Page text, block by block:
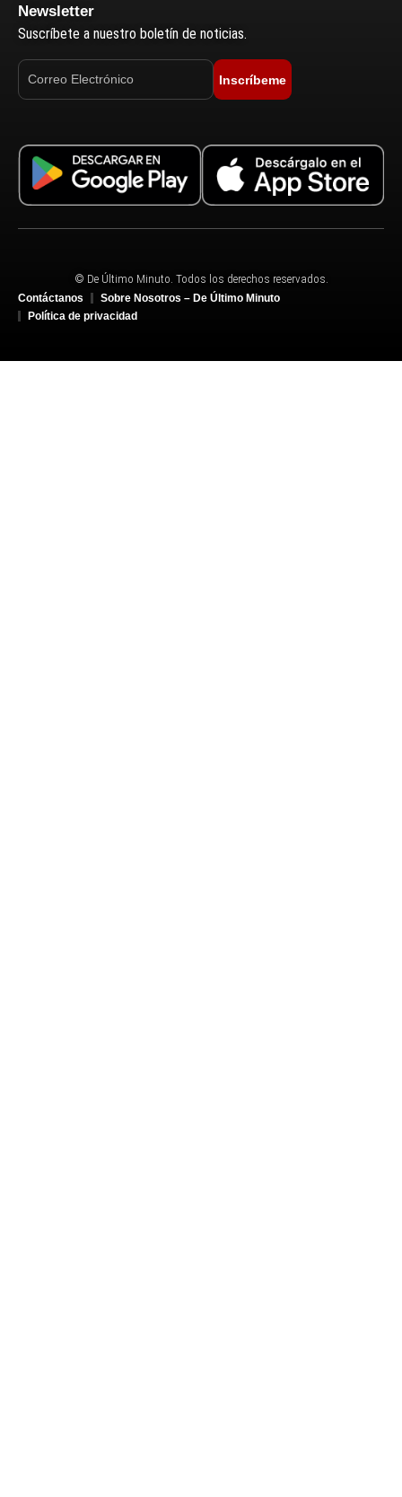
Newsletter
Suscríbete a nuestro boletín de noticias.
Inscríbeme
© De Último Minuto. Todos los derechos reservados.
Contáctanos
Sobre Nosotros – De Último Minuto
Política de privacidad